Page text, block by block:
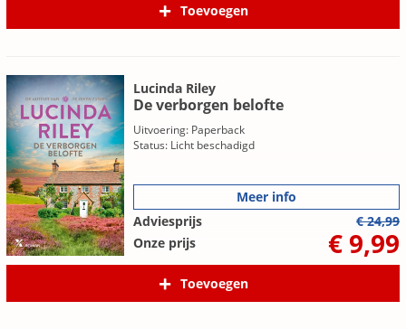
Toevoegen
Lucinda Riley
De verborgen belofte
Uitvoering: Paperback
Status: Licht beschadigd
Meer info
Adviesprijs
€ 24,99
Onze prijs
€ 9,99
Toevoegen